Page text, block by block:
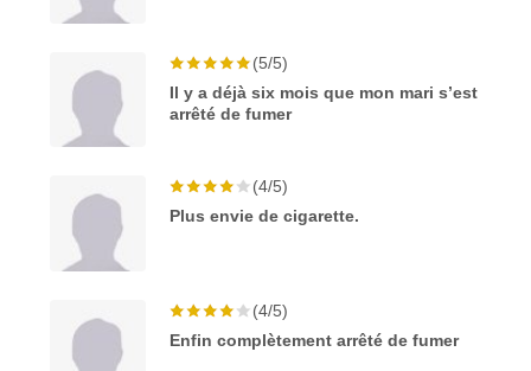
(5/5)
Il y a déjà six mois que mon mari s’est
arrêté de fumer
(4/5)
Plus envie de cigarette.
(4/5)
Enfin complètement arrêté de fumer